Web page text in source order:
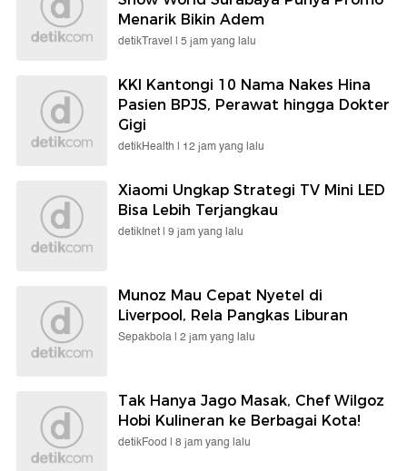
Menarik Bikin Adem
detikTravel | 5 jam yang lalu
KKI Kantongi 10 Nama Nakes Hina
Pasien BPJS, Perawat hingga Dokter
Gigi
detikHealth | 12 jam yang lalu
Xiaomi Ungkap Strategi TV Mini LED
Bisa Lebih Terjangkau
detikInet | 9 jam yang lalu
Munoz Mau Cepat Nyetel di
Liverpool, Rela Pangkas Liburan
Sepakbola | 2 jam yang lalu
Tak Hanya Jago Masak, Chef Wilgoz
Hobi Kulineran ke Berbagai Kota!
detikFood | 8 jam yang lalu